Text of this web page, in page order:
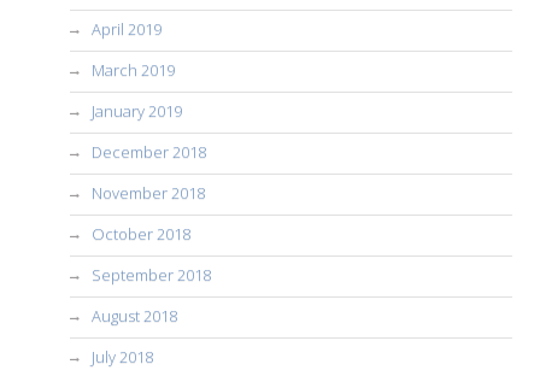
April 2019
March 2019
January 2019
December 2018
November 2018
October 2018
September 2018
August 2018
July 2018